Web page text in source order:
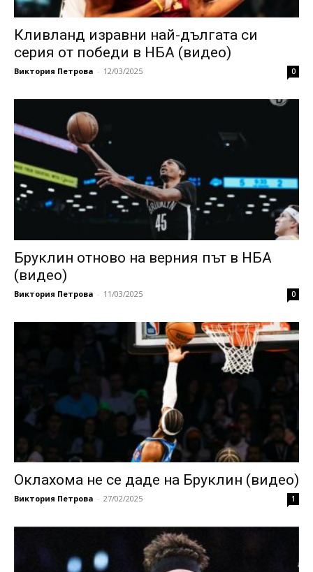
Кливланд изравни най-дългата си
серия от победи в НБА (видео)
Виктория Петрова - 12/03/2025 0
Бруклин отново на верния път в НБА
(видео)
Виктория Петрова - 11/03/2025 0
Оклахома не се даде на Бруклин (видео)
Виктория Петрова - 27/02/2025 1